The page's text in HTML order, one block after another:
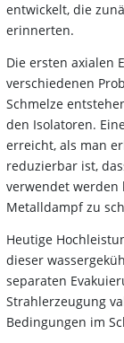
entwickelt, die
erinnerten.
Die ersten axialen
verschiedenen
Schmelze
den Isolatoren.
erreicht, als man
reduzierbar ist,
verwendet werden
Metalldampf zu
Heutige
dieser
separaten
Strahlerzeugung
Bedingungen im